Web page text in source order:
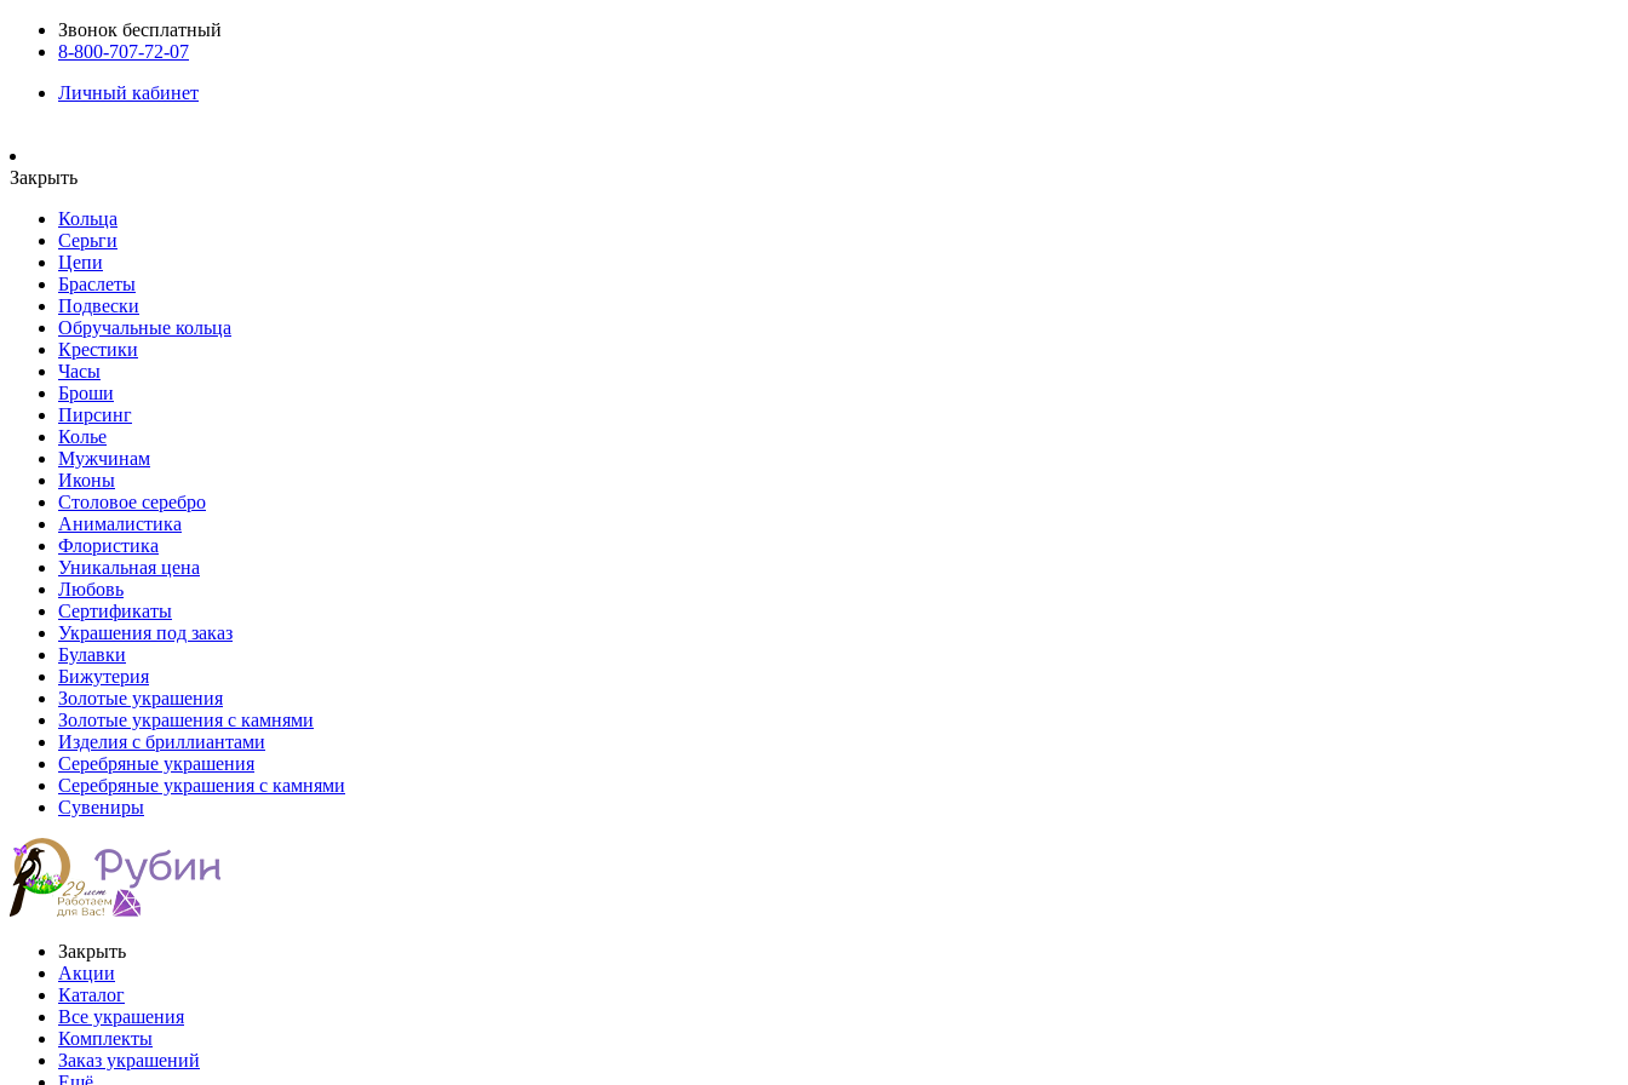
Звонок бесплатный
8-800-707-72-07
Личный кабинет
Закрыть
Кольца
Серьги
Цепи
Браслеты
Подвески
Обручальные кольца
Крестики
Часы
Броши
Пирсинг
Колье
Мужчинам
Иконы
Столовое серебро
Анималистика
Флористика
Уникальная цена
Любовь
Сертификаты
Украшения под заказ
Булавки
Бижутерия
Золотые украшения
Золотые украшения с камнями
Изделия с бриллиантами
Серебряные украшения
Серебряные украшения с камнями
Сувениры
Закрыть
Акции
Каталог
Все украшения
Комплекты
Заказ украшений